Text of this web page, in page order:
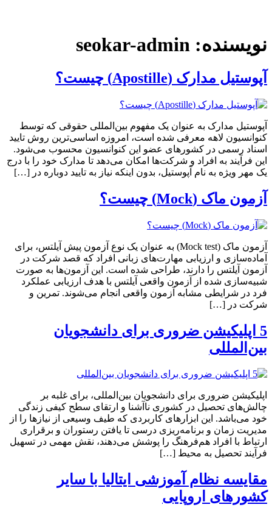
نویسنده: seokar-admin
آپوستیل مدارک (Apostille) چیست؟
آپوستیل مدارک به عنوان یک مفهوم بین‌المللی حقوقی که توسط
کنوانسیون لاهه معرفی شده است، امروزه اساسی‌ترین روش تایید
اسناد رسمی در کشورهای عضو این کنوانسیون محسوب می‌شود.
این فرآیند به افراد و شرکت‌ها امکان می‌دهد تا مدارک خود را با درج
یک مهر ویژه به نام آپوستیل، بدون اینکه نیاز به تایید دوباره در […]
آزمون ماک (Mock) چیست؟
آزمون ماک (Mock test) به عنوان یک نوع آزمون پیش آیلتس، برای
آماده‌سازی و ارزیابی مهارت‌های زبانی افراد که قصد شرکت در
آزمون آیلتس را دارند، طراحی شده است. این آزمون‌ها به صورت
شبیه‌سازی شده از آزمون واقعی آیلتس با هدف ارزیابی عملکرد
فرد در شرایطی مشابه آزمون واقعی انجام می‌شوند. تمرین و
شرکت در […]
5 اپلیکیشن ضروری برای دانشجویان
بین‌المللی
اپلیکیشن ضروری برای دانشجویان بین‌المللی، برای غلبه بر
چالش‌های تحصیل در کشوری ناآشنا و ارتقای سطح کیفی زندگی
خود می‌باشد. این ابزارهای کاربردی که طیف وسیعی از نیازها را از
مدیریت زمان و برنامه‌ریزی درسی تا یافتن رستوران و برقراری
ارتباط با افراد هم‌فرهنگ را پوشش می‌دهند، نقش مهمی در تسهیل
فرآیند تحصیل به محیط […]
مقایسه نظام آموزشی ایتالیا با سایر
کشورهای اروپایی